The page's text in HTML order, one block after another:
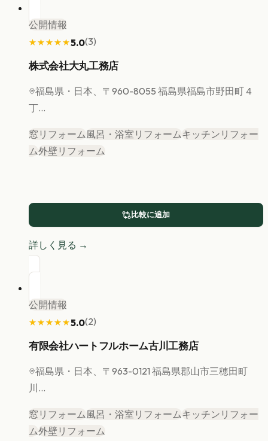
公開情報
★★★★★
★★★★★5.0(3)
株式会社大丸工務店
福島県 ・日本、〒960-8055 福島県福島市野田町４
丁...
窓リフォーム 風呂・浴室リフォームキッチンリフォー
ム外壁リフォーム
比較に追加
詳しく見る →
公開情報
★★★★★
★★★★★5.0(2)
有限会社ハートフルホーム古川工務店
福島県 ・日本、〒963-0121 福島県郡山市三穂田町
川...
窓リフォーム 風呂・浴室リフォームキッチンリフォー
ム外壁リフォーム